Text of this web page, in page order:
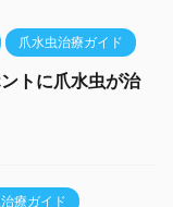
爪水虫治療ガイド
トに爪水虫が治
療ガイド